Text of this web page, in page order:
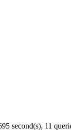
second(s), 11